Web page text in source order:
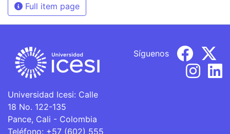
Full item page
Universidad Icesi: Calle
18 No. 122-135
Pance, Cali - Colombia
Teléfono: +57 (602) 555
Síguenos